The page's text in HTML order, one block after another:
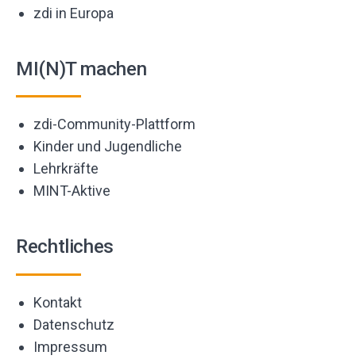
zdi in Europa
MI(N)T machen
zdi-Community-Plattform
Kinder und Jugendliche
Lehrkräfte
MINT-Aktive
Rechtliches
Kontakt
Datenschutz
Impressum